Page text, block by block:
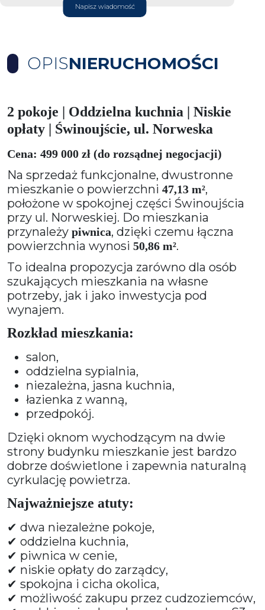
Napisz wiadomość
OPISNIERUCHOMOŚCI
2 pokoje | Oddzielna kuchnia | Niskie
opłaty | Świnoujście, ul. Norweska
Cena: 499 000 zł (do rozsądnej negocjacji)
Na sprzedaż funkcjonalne, dwustronne
mieszkanie o powierzchni 47,13 m²,
położone w spokojnej części Świnoujścia
przy ul. Norweskiej. Do mieszkania
przynależy piwnica, dzięki czemu łączna
powierzchnia wynosi 50,86 m².
To idealna propozycja zarówno dla osób
szukających mieszkania na własne
potrzeby, jak i jako inwestycja pod
wynajem.
Rozkład mieszkania:
salon,
oddzielna sypialnia,
niezależna, jasna kuchnia,
łazienka z wanną,
przedpokój.
Dzięki oknom wychodzącym na dwie
strony budynku mieszkanie jest bardzo
dobrze doświetlone i zapewnia naturalną
cyrkulację powietrza.
Najważniejsze atuty:
✔ dwa niezależne pokoje,
✔ oddzielna kuchnia,
✔ piwnica w cenie,
✔ niskie opłaty do zarządcy,
✔ spokojna i cicha okolica,
✔ możliwość zakupu przez cudzoziemców,